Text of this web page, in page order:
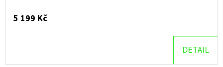
5 199 Kč
DETAIL